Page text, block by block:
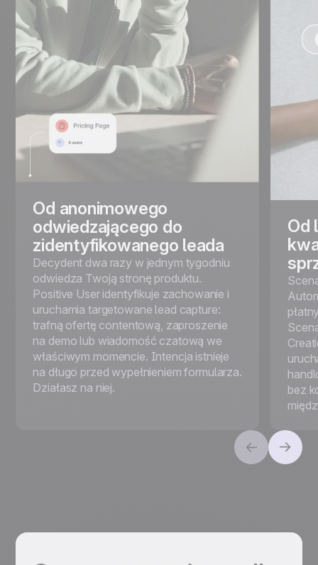
Od anonimowego
odwiedzającego do
zidentyfikowanego leada
Decydent dwa razy w jednym tygodniu
odwiedza Twoją stronę produktu.
Positive User identyfikuje zachowanie i
uruchamia targetowane lead capture:
trafną ofertę contentową, zaproszenie
na demo lub wiadomość czatową we
właściwym momencie. Intencja istnieje
na długo przed wypełnieniem formularza.
Działasz na niej.
Od
bez